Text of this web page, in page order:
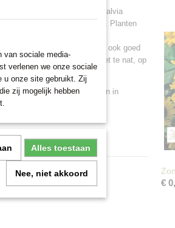
Deze eenjarige Salie of Salvia
bijen en andere insecten. Planten
in een border maar doen het ook goed
of halfschaduw plekje, niet te nat, op
glas maart/april. Uitplanten in
zaden.
€
van sociale media-
verlenen we onze sociale
u onze site gebruikt. Zij
zij mogelijk hebben
Alles toestaan
Nee, niet akkoord